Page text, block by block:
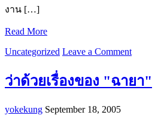
งาน […]
Read More
Uncategorized Leave a Comment
ว่าด้วยเรื่องของ "ฉายา"
yokekung September 18, 2005